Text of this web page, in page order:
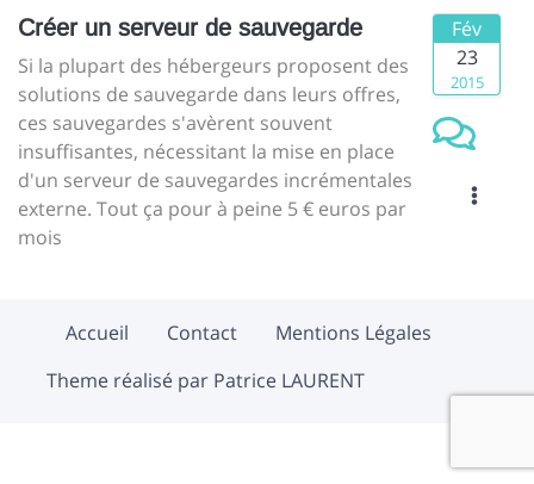
Créer un serveur de sauvegarde
Si la plupart des hébergeurs proposent des
solutions de sauvegarde dans leurs offres,
ces sauvegardes s'avèrent souvent
insuffisantes, nécessitant la mise en place
d'un serveur de sauvegardes incrémentales
externe. Tout ça pour à peine 5 € euros par
mois
Fév
23
2015
Accueil Contact
Mentions Légales
Theme réalisé par Patrice LAURENT